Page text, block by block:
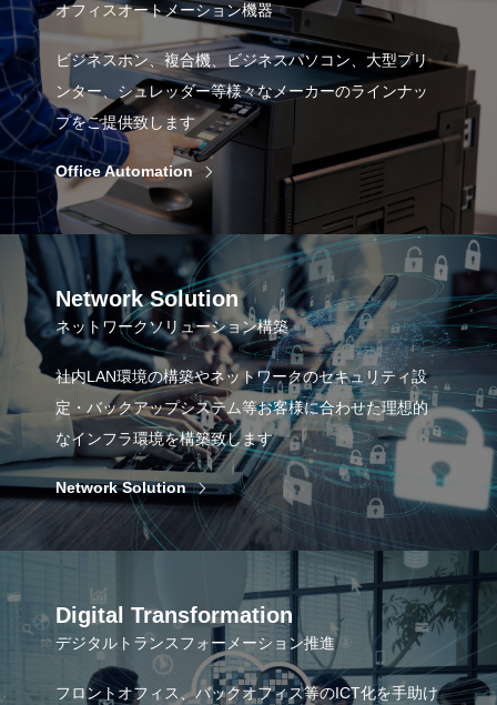
オフィスオートメーション機器
ビジネスホン、複合機、ビジネスパソコン、大型プリ
ンター、シュレッダー等様々なメーカーのラインナッ
プをご提供致します
Office Automation
Network Solution
ネットワークソリューション構築
社内LAN環境の構築やネットワークのセキュリティ設
定・バックアップシステム等お客様に合わせた理想的
なインフラ環境を構築致します
Network Solution
Digital Transformation
デジタルトランスフォーメーション推進
フロントオフィス、バックオフィス等のICT化を手助け